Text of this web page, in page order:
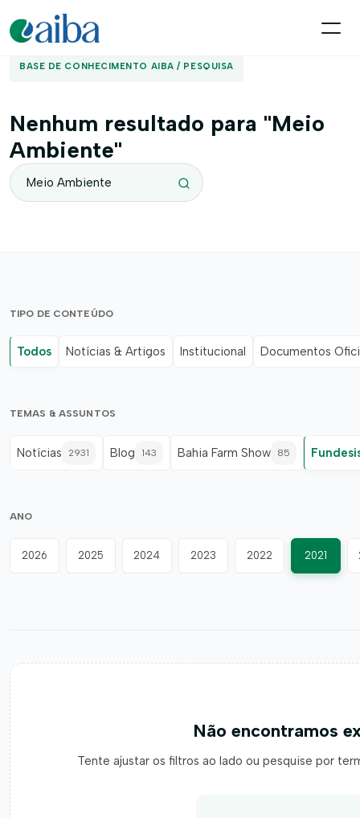
BASE DE CONHECIMENTO AIBA / PESQUISA
Nenhum resultado para "Meio
Ambiente"
TIPO DE CONTEÚDO
Todos Notícias & Artigos Institucional Documentos
TEMAS & ASSUNTOS
Notícias 2931 Blog 143 Bahia Farm Show 85
ANO
2026 2025 2024 2023 2022 2021
Não encontramos
Tente ajustar os filtros ao lado ou pesquise por